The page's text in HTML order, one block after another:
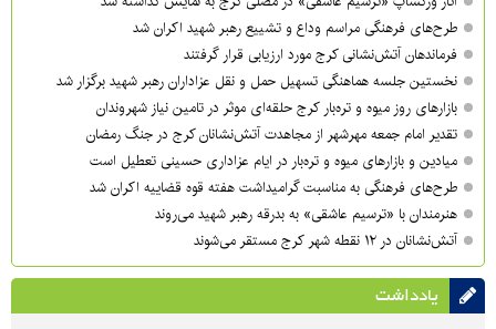
طرح‌های فرهنگی مراسم وداع و تشییع رهبر شهید اکران شد
فرماندهان آتش‌نشانی کرج مورد ارزیابی قرار گرفتند
نخستین جلسه هماهنگی تسهیل حمل و نقل عزاداران رهبر شهید برگزار شد
بازارهای روز میوه و تره‌بار کرج حلقه‌ای موثر در تامین نیاز شهروندان
تقدیر امام جمعه مهرشهر از مجاهدت آتش‌نشانان کرج در جنگ رمضان
میادین و بازارهای میوه و تره‌بار در ایام عزاداری حسینی تعطیل است
طرح‌های فرهنگی به مناسبت گرامیداشت هفته قوه قضاییه اکران شد
هنرمندان با «ترسیم عاشقی» به بدرقه رهبر شهید می‌روند
آتش‌نشانان در ۱۲ نقطه شهر کرج مستقر می‌شوند
یادداشت